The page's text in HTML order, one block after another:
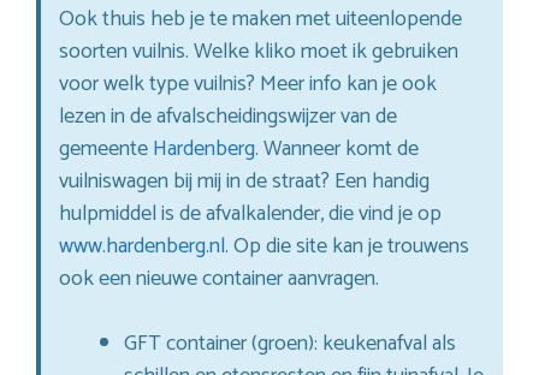
Ook thuis heb je te maken met uiteenlopende
soorten vuilnis. Welke kliko moet ik gebruiken
voor welk type vuilnis? Meer info kan je ook
lezen in de afvalscheidingswijzer van de
gemeenteHardenberg. Wanneer komt de
vuilniswagen bij mij in de straat? Een handig
hulpmiddel is de afvalkalender, die vind je op
www.hardenberg.nl. Op die site kan je trouwens
ook een nieuwe container aanvragen.
GFT container (groen): keukenafval als